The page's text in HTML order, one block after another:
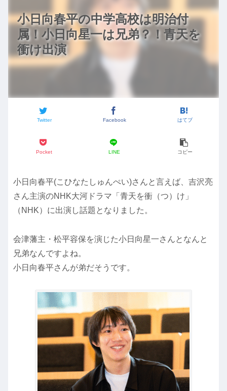
小日向春平の中学高校は明治付
属！小日向星一は兄弟？！青天を
衝け出演
Twitter Facebook はてブ
Pocket LINE コピー
小日向春平(こひなたしゅんぺい)さんと言えば、吉沢亮
さん主演のNHK大河ドラマ「青天を衝（つ）け」
（NHK）に出演し話題となりました。
会津藩主・松平容保を演じた小日向星一さんとなんと
兄弟なんですよね。
小日向春平さんが弟だそうです。